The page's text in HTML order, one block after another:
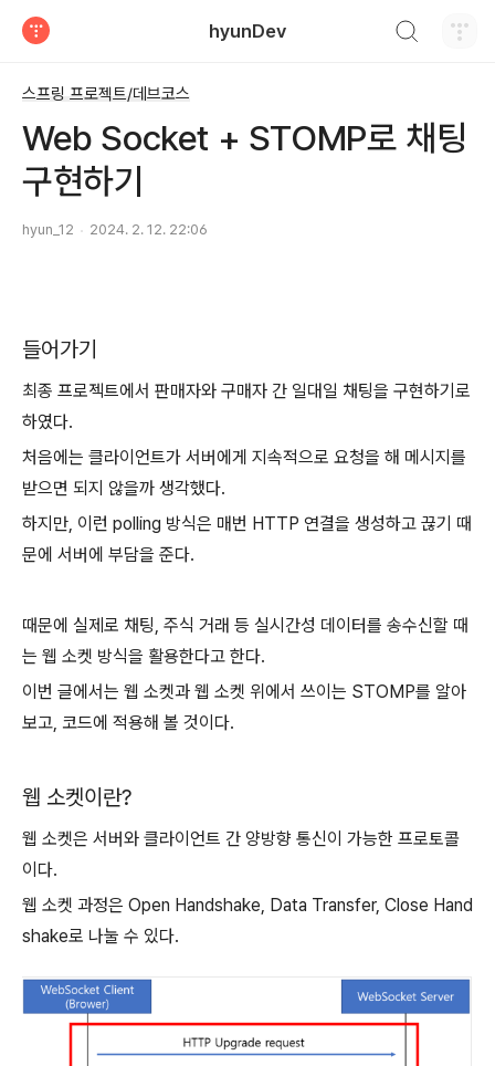
hyunDev
스프링 프로젝트/데브코스
Web Socket + STOMP로 채팅
구현하기
hyun_12 2024. 2. 12. 22:06
들어가기
최종 프로젝트에서 판매자와 구매자 간 일대일 채팅을 구현하기로
하였다.
처음에는 클라이언트가 서버에게 지속적으로 요청을 해 메시지를
받으면 되지 않을까 생각했다.
하지만, 이런 polling 방식은 매번 HTTP 연결을 생성하고 끊기 때
문에 서버에 부담을 준다.
때문에 실제로 채팅, 주식 거래 등 실시간성 데이터를 송수신할 때
는 웹 소켓 방식을 활용한다고 한다.
이번 글에서는 웹 소켓과 웹 소켓 위에서 쓰이는 STOMP를 알아
보고, 코드에 적용해 볼 것이다.
웹 소켓이란?
웹 소켓은 서버와 클라이언트 간 양방향 통신이 가능한 프로토콜
이다.
웹 소켓 과정은 Open Handshake, Data Transfer, Close Hand
shake로 나눌 수 있다.